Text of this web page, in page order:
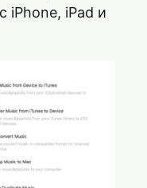
iPhone, iPad и